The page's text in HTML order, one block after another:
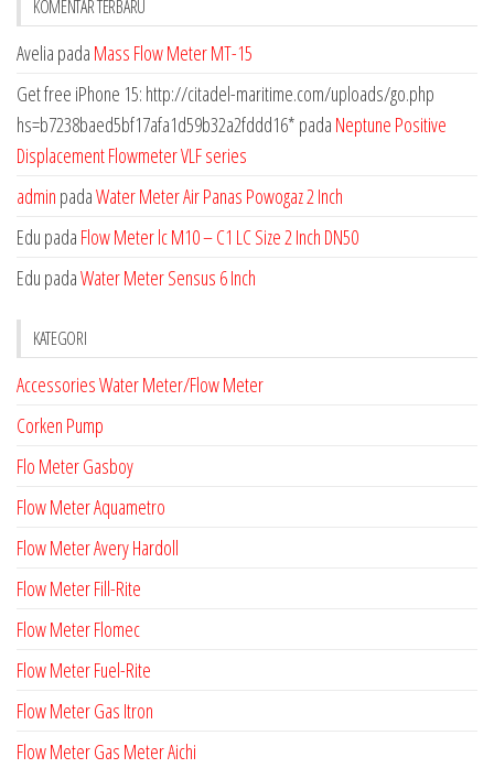
KOMENTAR TERBARU
Avelia pada Mass Flow Meter MT-15
Get free iPhone 15: http://citadel-maritime.com/uploads/go.php
hs=b7238baed5bf17afa1d59b32a2fddd16* pada Neptune Positive
Displacement Flowmeter VLF series
admin padaWater Meter Air Panas Powogaz 2 Inch
Edu pada Flow Meter lc M10 – C1 LC Size 2 Inch DN50
Edu padaWater Meter Sensus 6 Inch
KATEGORI
Accessories Water Meter/Flow Meter
Corken Pump
Flo Meter Gasboy
Flow Meter Aquametro
Flow Meter Avery Hardoll
Flow Meter Fill-Rite
Flow Meter Flomec
Flow Meter Fuel-Rite
Flow Meter Gas Itron
Flow Meter Gas Meter Aichi